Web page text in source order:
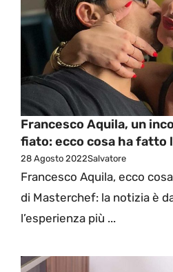
Francesco Aquila, un
fiato: ecco cosa ha fatto
28 Agosto 2022Salvatore
Francesco Aquila, ecco
di Masterchef: la notizia è
l’esperienza più ...